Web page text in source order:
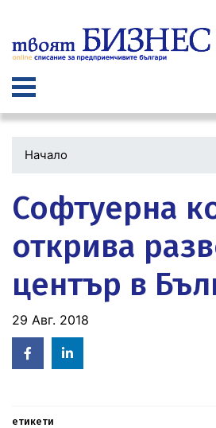
към
Начало
Софтуерна
открива
център в
29 Авг. 2018
Facebook
in
етикети